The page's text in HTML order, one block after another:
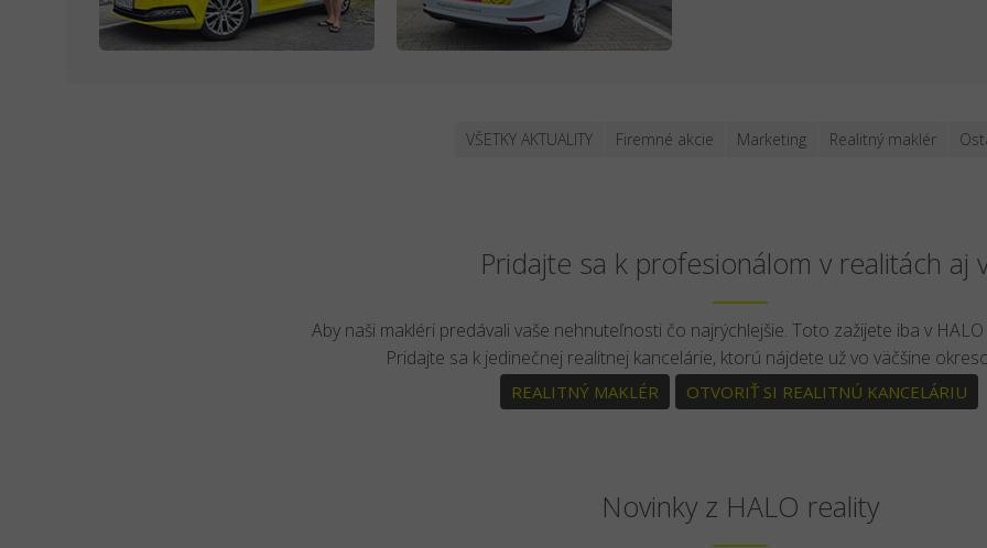
VŠETKY AKTUALITY Firemné akcie Marketing Realitný maklér
Pridajte sa k profesionálom v realitách aj
Aby naši makléri predávali vaše nehnuteľnosti čo najrýchlejšie. Toto zažijete iba v
Pridajte sa k jedinečnej realitnej kancelárie, ktorú nájdete už vo väčšine
REALITNÝ MAKLÉR OTVORIŤ SI REALITNÚ KANCELÁRIU
Novinky z HALO reality